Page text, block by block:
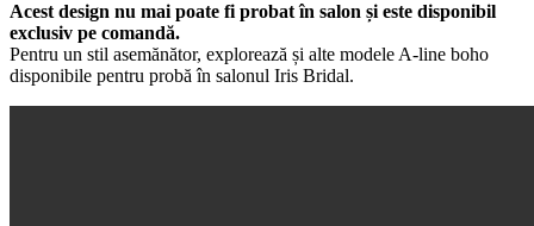
Acest design nu mai poate fi probat în salon și este disponibil
exclusiv pe comandă.
Pentru un stil asemănător, explorează și alte modele A-line boho
disponibile pentru probă în salonul Iris Bridal.